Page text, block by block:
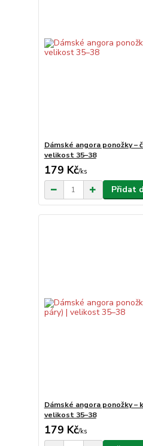
Dámské angora ponožky –
velikost 35–38
179 Kč/ks
Přidat
Dámské angora ponožky –
velikost 35–38
179 Kč/ks